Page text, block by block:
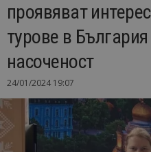
проявяват
турове в
насоченост
24/01/2024 19:07